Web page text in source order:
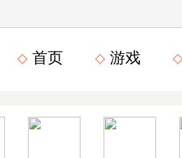
首页 游戏